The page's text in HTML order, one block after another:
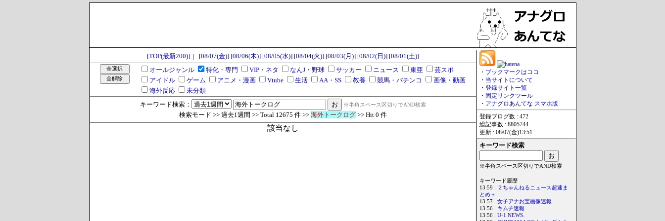
[TOP(最新200)]| [08/07(金)] [08/06(木)] [08/05(水)] [08/04(火)] [08/03(月)] [08/02(日)] [08/01(土)]
オールジャンル
特化・専門 VIP・ネタ なんJ・野球 サッカー ニュース 東亜
芸スポ
アイドル
ゲーム アニメ・漫画 Vtube 生活 AA・SS 教養 競馬・パチンコ
画像・動画
海外反応
未分類
キーワード検索：
※半角スペース区切りでAND検索
検索モード >> 過去1週間 >> Total 12675 件 >> 海外トークログ>> Hit 0 件
該当なし
・ ブックマークはココ
・ 当サイトについて
・ 登録サイト一覧
・ 固定リンクツール
・ アナグロあんてな スマホ版
登録ブログ数 : 472
総記事数 : 8805744
更新 : 08/07(金)13:51
キーワード検索
※半角スペース区切りでAND検索
キーワード履歴
13:59 :
２ちゃんねるニュース超速ま
とめ＋
13:57 : 女子アナお宝画像速報
13:56 : キムチ速報
13:56 : U-1 NEWS.